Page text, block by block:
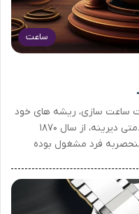
ساعت
ساعت سازی، ریشه های خود
را در دقت و نوآوری سوئیسی دارد و با قدمتی دیرینه، از سال ۱۸۷۰
فرد مشغول بوده